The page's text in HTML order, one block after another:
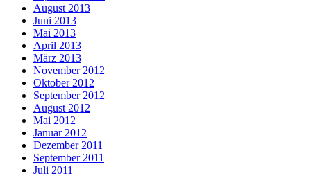
August 2013
Juni 2013
Mai 2013
April 2013
März 2013
November 2012
Oktober 2012
September 2012
August 2012
Mai 2012
Januar 2012
Dezember 2011
September 2011
Juli 2011